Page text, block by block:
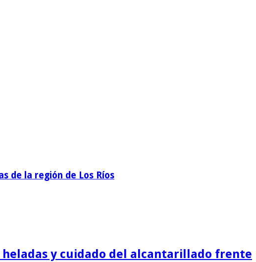
de la región de Los Ríos
y cuidado del alcantarillado frente